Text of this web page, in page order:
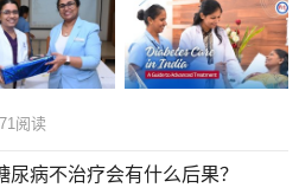
阅读
尿病不治疗会有什么后果？